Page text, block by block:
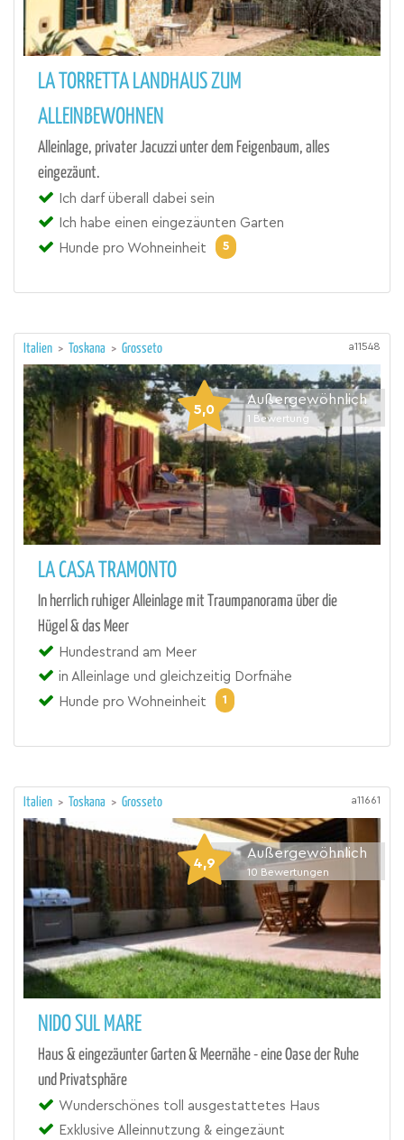
LA TORRETTA LANDHAUS ZUM
ALLEINBEWOHNEN
Alleinlage, privater Jacuzzi unter dem Feigenbaum, alles
eingezäunt.
Ich darf überall dabei sein
Ich habe einen eingezäunten Garten
Hunde pro Wohneinheit
5
Italien > Toskana > Grosseto a11548
5,0
Außergewöhnlich
1 Bewertung
LA CASA TRAMONTO
In herrlich ruhiger Alleinlage mit Traumpanorama über die
Hügel & das Meer
Hundestrand am Meer
in Alleinlage und gleichzeitig Dorfnähe
Hunde pro Wohneinheit
1
Italien > Toskana > Grosseto a11661
4,9
Außergewöhnlich
10 Bewertungen
NIDO SUL MARE
Haus & eingezäunter Garten & Meernähe - eine Oase der Ruhe
und Privatsphäre
Wunderschönes toll ausgestattetes Haus
Exklusive Alleinnutzung & eingezäunt